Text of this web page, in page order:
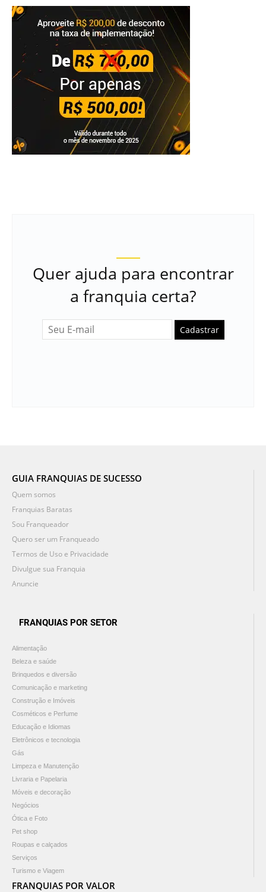
Quer ajuda para encontrar
a franquia certa?
Cadastrar
GUIA FRANQUIAS DE SUCESSO
Quem somos
Franquias Baratas
Sou Franqueador
Quero ser um Franqueado
Termos de Uso e Privacidade
Divulgue sua Franquia
Anuncie
FRANQUIAS POR SETOR
Alimentação
Beleza e saúde
Brinquedos e diversão
Comunicação e marketing
Construção e Imóveis
Cosméticos e Perfume
Educação e Idiomas
Eletrônicos e tecnologia
Gás
Limpeza e Manutenção
Livraria e Papelaria
Móveis e decoração
Negócios
Ótica e Foto
Pet shop
Roupas e calçados
Serviços
Turismo e Viagem
FRANQUIAS POR VALOR